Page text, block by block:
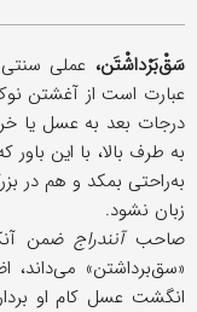
سَقْ‌بَرْداشْتَن، عملی
عبارت است از آغشتن
درجات بعد به عسل یا
به طرف بالا، با این
به‌راحتی بمکد و هم در
زبان نشود.
صاحبآنندراجضمن
«سق‌برداشتن» می‌داند،
انگشت عسل کام او